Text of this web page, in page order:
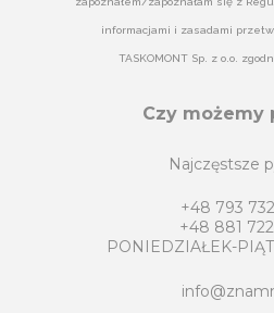
informacjami i zasadami
TASKOMONT Sp. z o.o.
Czy możemy
Najczęstsze
+48 793
+48 881
PONIEDZIAŁEK-